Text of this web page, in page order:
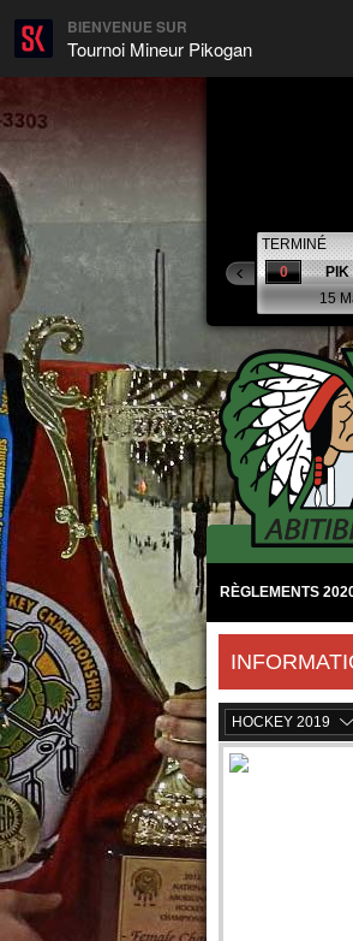
BIENVENUE SUR
Tournoi Mineur Pikogan
TERMINÉ
0 PIK
15
RÈGLEMENTS
HOCKEY 2019